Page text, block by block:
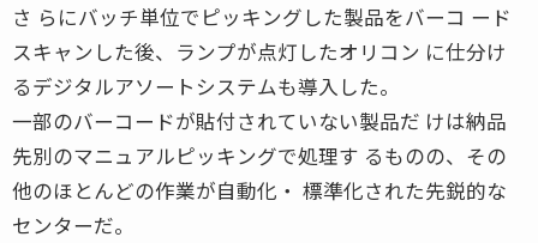
さ らにバッチ単位でピッキングした製品をバーコ ード
スキャンした後、ランプが点灯したオリコン に仕分け
るデジタルアソートシステムも導入した。
一部のバーコードが貼付されていない製品だ けは納品
先別のマニュアルピッキングで処理す るものの、その
他のほとんどの作業が自動化・ 標準化された先鋭的な
センターだ。